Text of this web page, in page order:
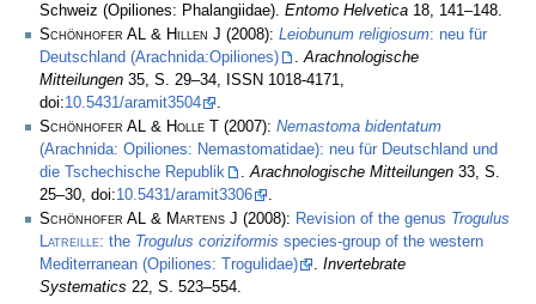
Schweiz (Opiliones: Phalangiidae). Entomo Helvetica 18, 141–148.
Schönhofer AL & Hillen J (2008): Leiobunum religiosum: neu für
Deutschland (Arachnida:Opiliones)
.Arachnologische
Mitteilungen 35, S. 29–34, ISSN 1018-4171,
doi:10.5431/aramit3504
.
Schönhofer AL & Holle T
(2007): Nemastoma bidentatum
(Arachnida: Opiliones: Nemastomatidae): neu für Deutschland und
die Tschechische Republik
.Arachnologische Mitteilungen 33, S.
25–30, doi:10.5431/aramit3306
.
Schönhofer AL & Martens J (2008): Revision of the genus Trogulus
Latreille: the Trogulus coriziformis species-group of the western
Mediterranean (Opiliones: Trogulidae)
. Invertebrate
Systematics 22, S. 523–554.